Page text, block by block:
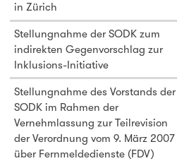
in Zürich
Stellungnahme der SODK zum
indirekten Gegenvorschlag zur
Inklusions-Initiative
Stellungnahme des Vorstands der
SODK im Rahmen der
Vernehmlassung zur Teilrevision
der Verordnung vom 9. März 2007
über Fernmeldedienste (FDV)